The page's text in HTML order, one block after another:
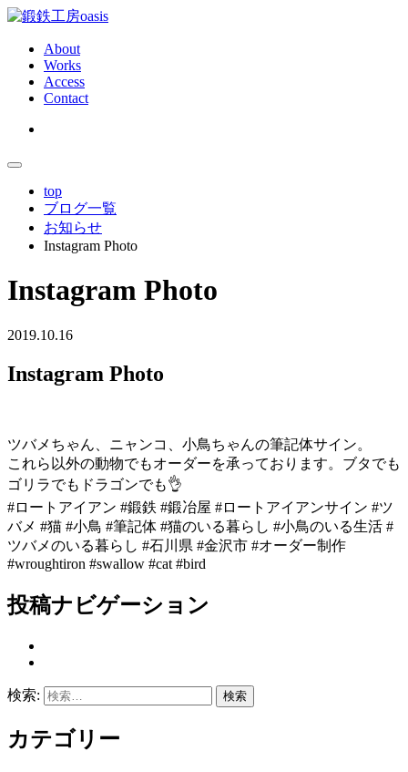
About
Works
Access
Contact
top
ブログ一覧
お知らせ
Instagram Photo
Instagram Photo
2019.10.16
Instagram Photo
ツバメちゃん、ニャンコ、小鳥ちゃんの筆記体サイン。
これら以外の動物でもオーダーを承っております。ブタでも
ゴリラでもドラゴンでも👌
#ロートアイアン #鍛鉄 #鍛冶屋 #ロートアイアンサイン #ツ
バメ #猫 #小鳥 #筆記体 #猫のいる暮らし #小鳥のいる生活 #
ツバメのいる暮らし #石川県 #金沢市 #オーダー制作
#wroughtiron #swallow #cat #bird
投稿ナビゲーション
検索:
カテゴリー